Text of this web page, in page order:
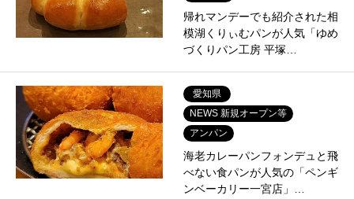
帰れマンデーでも紹介された相
模湖くりぃむパンが人気「ゆめ
づくりパン工房 平塚…
愛知県
NEWS 新規オープン等
アンパン
海老カレーパンフォンデュと飛
べない食パンが人気の「ペンギ
ンベーカリー一宮店」…